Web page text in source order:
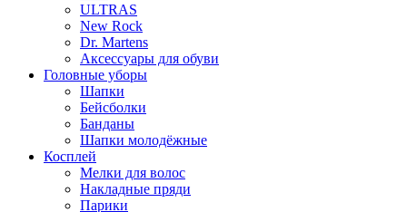
ULTRAS
New Rock
Dr. Martens
Аксессуары для обуви
Головные уборы
Шапки
Бейсболки
Банданы
Шапки молодёжные
Косплей
Мелки для волос
Накладные пряди
Парики